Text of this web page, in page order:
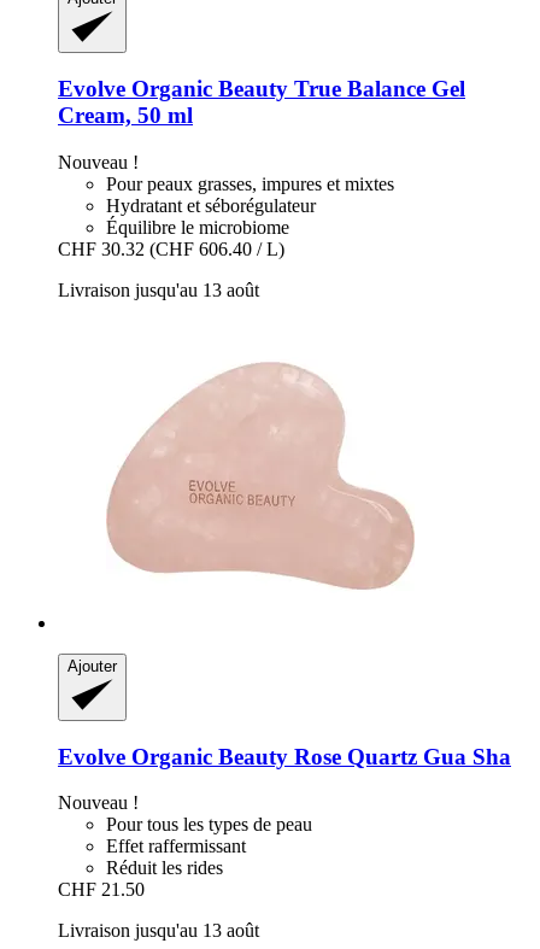
Evolve Organic Beauty True Balance Gel
Cream, 50 ml
Nouveau !
Pour peaux grasses, impures et mixtes
Hydratant et séborégulateur
Équilibre le microbiome
CHF 30.32 (CHF 606.40 / L)
Livraison jusqu'au 13 août
Ajouter
Evolve Organic Beauty Rose Quartz Gua Sha
Nouveau !
Pour tous les types de peau
Effet raffermissant
Réduit les rides
CHF 21.50
Livraison jusqu'au 13 août